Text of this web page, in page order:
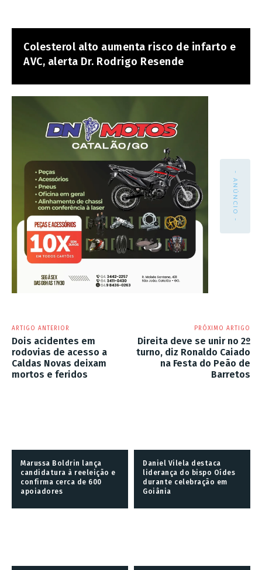
Colesterol alto aumenta risco de infarto e
AVC, alerta Dr. Rodrigo Resende
- ANÚNCIO -
ARTIGO ANTERIOR
Dois acidentes em
rodovias de acesso a
Caldas Novas deixam
mortos e feridos
PRÓXIMO ARTIGO
Direita deve se unir no 2º
turno, diz Ronaldo Caiado
na Festa do Peão de
Barretos
Marussa Boldrin lança
candidatura à reeleição e
confirma cerca de 600
apoiadores
Daniel Vilela destaca
liderança do bispo Oídes
durante celebração em
Goiânia